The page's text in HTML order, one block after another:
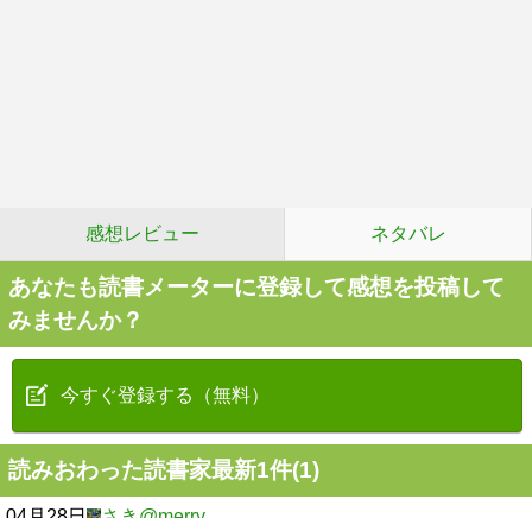
感想レビュー ネタバレ
あなたも読書メーターに登録して感想を投稿して
みませんか？
今すぐ登録する（無料）
読みおわった読書家最新1件(1)